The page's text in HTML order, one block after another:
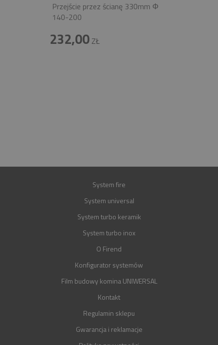
Przejście przez ścianę 330mm Φ
140-200
232,00ZŁ
System fire
System universal
System turbo keramik
System turbo inox
O Firend
Konfigurator systemów
Film budowy komina UNIWERSAL
Kontakt
Regulamin sklepu
Gwarancja i reklamacje